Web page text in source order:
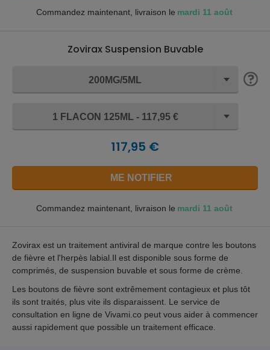
Commandez maintenant, livraison le mardi 11 août
Zovirax Suspension Buvable
200MG/5ML
1 FLACON 125ML - 117,95 €
117,95 €
ME NOTIFIER
Commandez maintenant, livraison le mardi 11 août
Zovirax est un traitement antiviral de marque contre les boutons
de fièvre et l'herpès labial.Il est disponible sous forme de
comprimés, de suspension buvable et sous forme de crème.
Les boutons de fièvre sont extrêmement contagieux et plus tôt
ils sont traités, plus vite ils disparaissent. Le service de
consultation en ligne de Vivami.co peut vous aider à commencer
aussi rapidement que possible un traitement efficace.